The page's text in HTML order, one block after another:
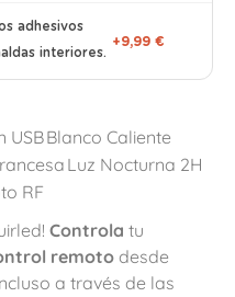
adhesivos
interiores.
+9,99 €
USBBlanco Caliente
Luz Nocturna 2H
RF
Controla tu
remoto desde
a través de las